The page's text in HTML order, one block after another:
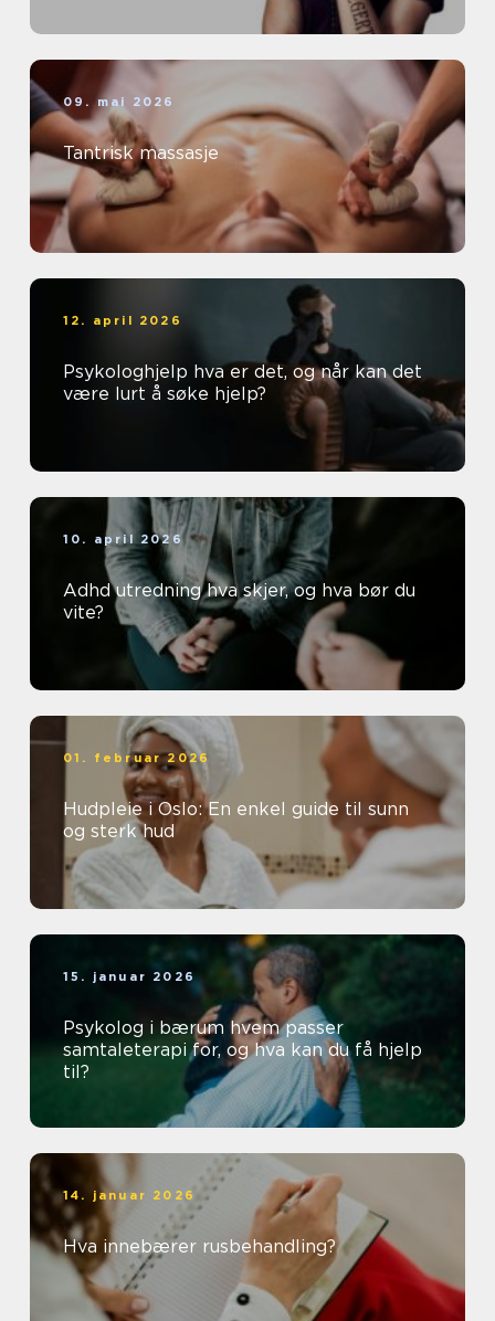
09. mai 2026
Tantrisk massasje
12. april 2026
Psykologhjelp hva er det, og når kan det
være lurt å søke hjelp?
10. april 2026
Adhd utredning hva skjer, og hva bør du
vite?
01. februar 2026
Hudpleie i Oslo: En enkel guide til sunn
og sterk hud
15. januar 2026
Psykolog i bærum hvem passer
samtaleterapi for, og hva kan du få hjelp
til?
14. januar 2026
Hva innebærer rusbehandling?